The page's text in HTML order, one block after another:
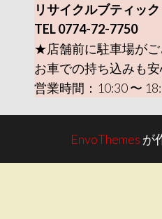
リサイクルブティッ
TEL 0774-72-7750
★店舗前に駐車場がご
お車での持ち込みも安
営業時間：10:30 〜
EnvoThemes が